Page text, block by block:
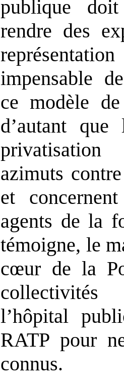
publique
rendre des
impensable
ce modèle
d’autant que
azimuts
et
agents de la
témoigne, le
cœur de la
l’hôpital
RATP pour
connus.